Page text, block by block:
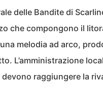
delle Bandite di
che compongono il
melodia ad arco,
L’amministrazione
devono raggiungere la